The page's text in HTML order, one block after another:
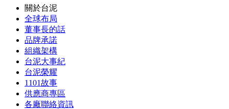
關於台泥
全球布局
董事長的話
品牌承諾
組織架構
台泥大事紀
台泥榮耀
1101故事
供應商專區
各廠聯絡資訊